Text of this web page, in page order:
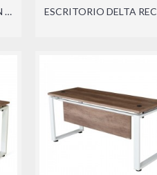
ESCRITORIO DELTA CON LATERAL (DER./IZQ.)